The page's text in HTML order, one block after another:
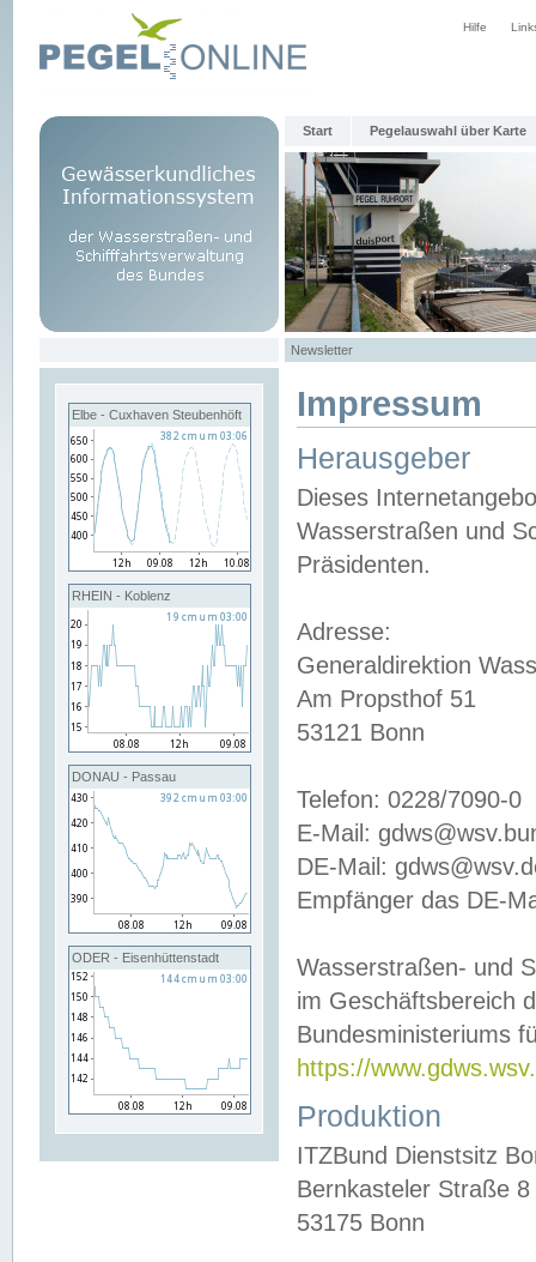
Hilfe
Start Pegelauswahl über Karte
Newsletter
Elbe - Cuxhaven Steubenhöft
RHEIN - Koblenz
DONAU - Passau
ODER - Eisenhüttenstadt
Impressum
Herausgeber
Dieses
Wasserstraßen und
Präsidenten.
Adresse:
Generaldirektion
Am Propsthof 51
53121 Bonn
Telefon: 0228/7090-0
E-Mail:
DE-Mail:
Empfänger das DE-
Wasserstraßen- und
im Geschäftsbereich
Bundesministeriums
https://
Produktion
ITZBund Dienstsitz
Bernkasteler Straße 8
53175 Bonn